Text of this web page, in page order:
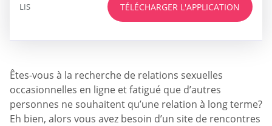
TÉLÉCHARGER L'APPLICATION
LIS
Êtes-vous à la recherche de relations sexuelles
occasionnelles en ligne et fatigué que d’autres
personnes ne souhaitent qu’une relation à long terme?
Eh bien, alors vous avez besoin d’un site de rencontres